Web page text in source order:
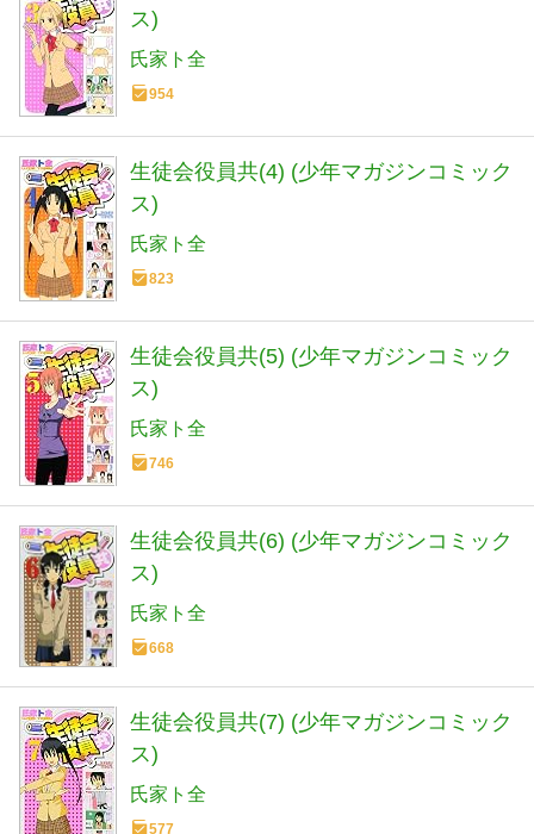
ス)
氏家ト全
954
生徒会役員共(4) (少年マガジンコミック
ス)
氏家ト全
823
生徒会役員共(5) (少年マガジンコミック
ス)
氏家ト全
746
生徒会役員共(6) (少年マガジンコミック
ス)
氏家ト全
668
生徒会役員共(7) (少年マガジンコミック
ス)
氏家ト全
577